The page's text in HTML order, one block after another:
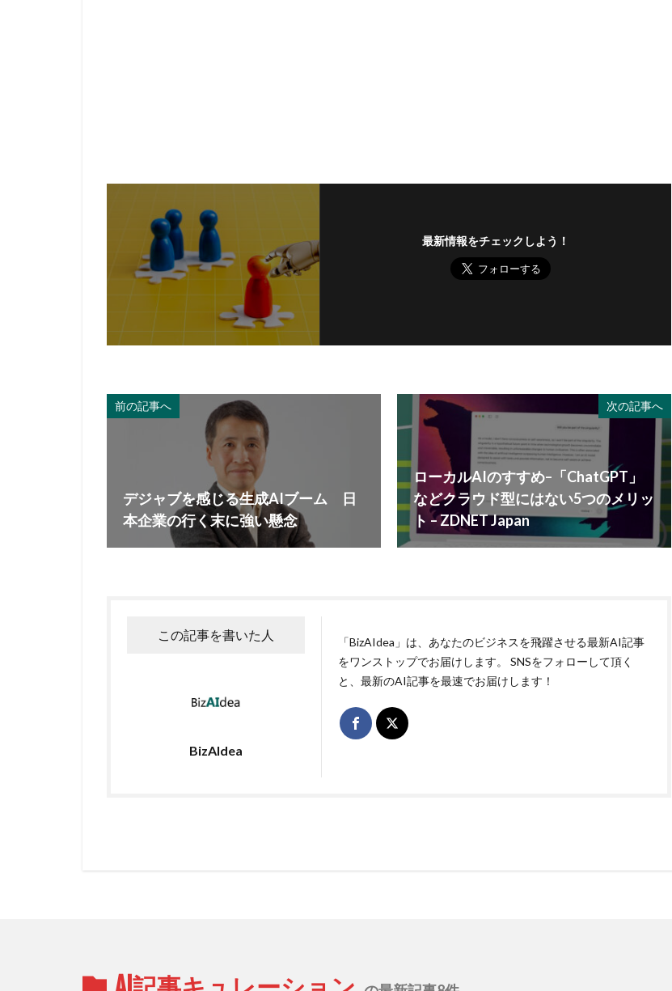
最新情報をチェックしよう！
前の記事へ
デジャブを感じる生成AIブーム 日
本企業の行く末に強い懸念
次の記事へ
ローカルAIのすすめ–「ChatGPT」
などクラウド型にはない5つのメリッ
ト – ZDNET Japan
この記事を書いた人
BizAIdea
「BizAIdea」は、あなたのビジネスを飛躍させる最新AI記事
をワンストップでお届けします。 SNSをフォローして頂く
と、最新のAI記事を最速でお届けします！